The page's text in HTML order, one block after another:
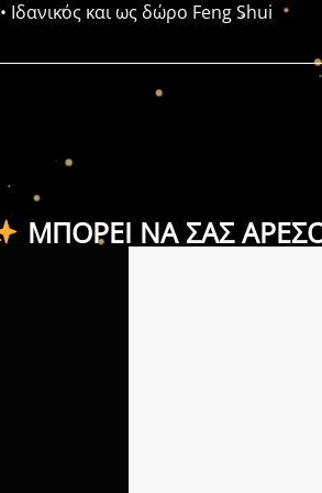
• Ιδανικός και ως δώρο Feng Shui
ΜΠΟΡΕΊ ΝΑ ΣΑΣ